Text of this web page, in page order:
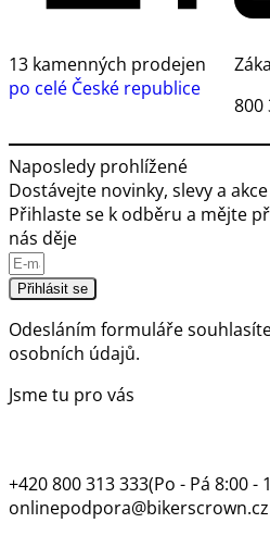
13 kamenných prodejen
po celé České republice
800
Naposledy prohlížené
Dostávejte novinky, slevy a
Přihlaste se k odběru a mějte
nás děje
Přihlásit se
Odesláním formuláře
osobních údajů.
Jsme tu pro vás
+420 800 313 333(Po - Pá 8:00 -
onlinepodpora@bikerscrown.cz